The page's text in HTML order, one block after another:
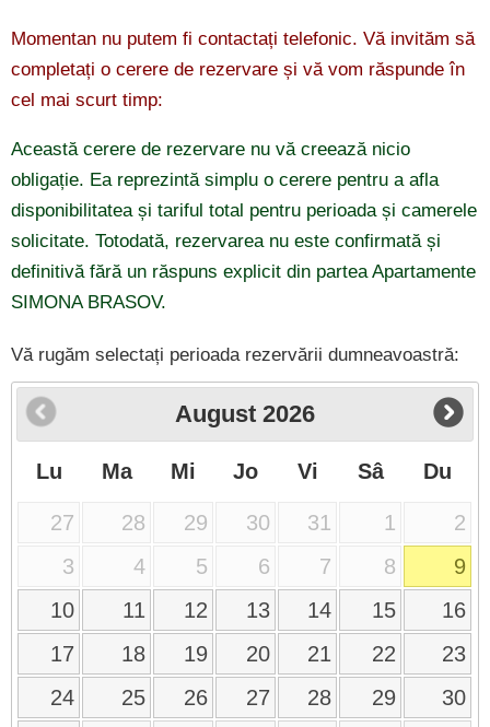
Momentan nu putem fi contactați telefonic. Vă invităm să
completați o cerere de rezervare și vă vom răspunde în
cel mai scurt timp:
Această cerere de rezervare nu vă creează nicio
obligație. Ea reprezintă simplu o cerere pentru a afla
disponibilitatea și tariful total pentru perioada și camerele
solicitate. Totodată, rezervarea nu este confirmată și
definitivă fără un răspuns explicit din partea Apartamente
SIMONA BRASOV.
Vă rugăm selectați perioada rezervării dumneavoastră:
August 2026
Lu Ma Mi Jo Vi Sâ Du
27 28 29 30 31 1
2
3
4 5 6 7 8
9
10
11 12 13 14 15
16
17
18 19 20 21 22
23
24
25 26 27 28 29
30